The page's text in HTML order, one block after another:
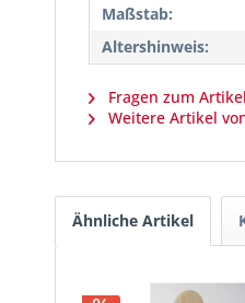
Maßstab:
Altershinweis:
Fragen zum
Weitere Artikel
Ähnliche Artikel